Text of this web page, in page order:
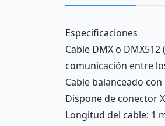
Description
Especificaciones
Cable DMX o
comunicación entre
Cable balanceado
Dispone de conector
Longitud del cable: 1